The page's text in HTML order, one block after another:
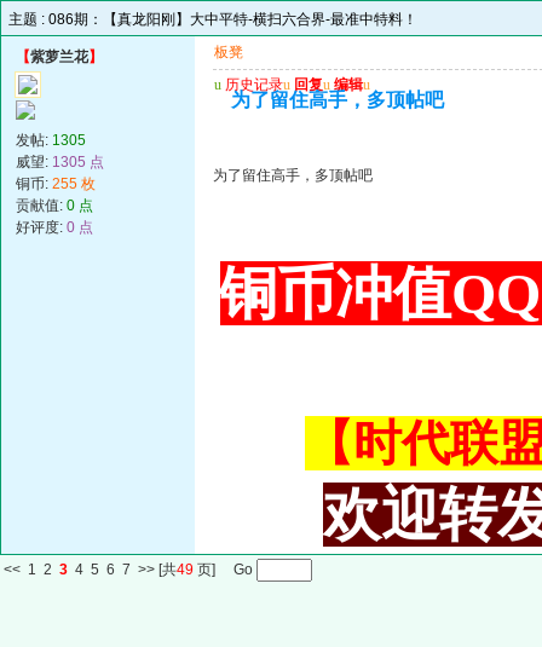
主题 : 086期：【真龙阳刚】大中平特-横扫六合界-最准中特料！
【紫萝兰花】
发帖: 1305
威望: 1305 点
铜币: 255 枚
贡献值: 0 点
好评度: 0 点
板凳
u 历史记录u 回复u 编辑u
为了留住高手，多顶帖吧
为了留住高手，多顶帖吧
铜币冲值
【时代联
欢迎转
<< 1 2 3 4 5 6 7 >> [共49 页] Go